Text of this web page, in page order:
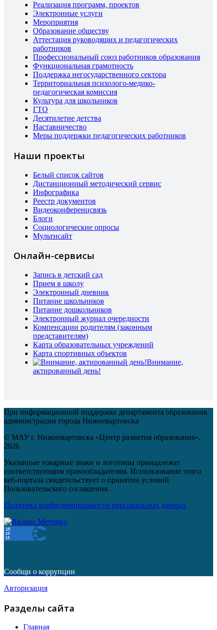
Реализация программ, проектов
Электронные услуги
Мероприятия
Образование обществу
Аттестация руководящих и педагогических
работников
Профессиональный союз работников образования
Функциональная грамотность
Поддержка негосударственного сектора
Территориальная психолого-медико-
педагогическая комиссия
Культура для школьников
ГТО
Десятилетие детства
Наставничество
Меры поддержки педагогических работников
Наши проекты
Белый список сайтов
Дистанционный методический сервис
Инфографика
Реестр документов
Видеоконференцсвязь
Блоги
Социологические опросы
Мультисайт
Онлайн-сервисы
Запись в детский сад
Прием в школу
Электронный дневник
Питание школьников
Питание дошкольников
Электронный журнал очередности
Компенсации родителям (законным
представителям)
Карта образовательных учреждений
Карта спортивных объектов
Внимание,
актированный день!
При информационной поддержке департамента образования
администрации города Нижневартовска
© МАУ г. Нижневартовска «Центр развития образования»,
2026
Указанные товарные знаки и логотипы принадлежат
соответствующим правообладателям. Использование этого
веб-портала свидетельствует о принятии условий
Пользовательского соглашения.
Политика конфиденциальности персональных данных
Сообщи о коррупции
Авторизация
Разделы сайта
Главная